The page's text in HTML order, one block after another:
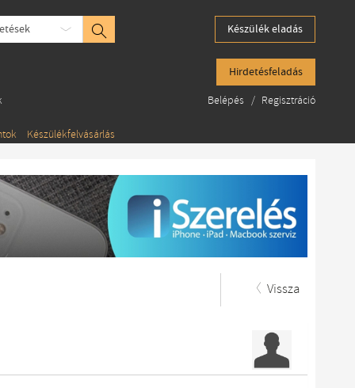
Készülék eladás
Hirdetésfeladás
Készülékfelvásárlás
Belépés / Regisztráció
Vissza